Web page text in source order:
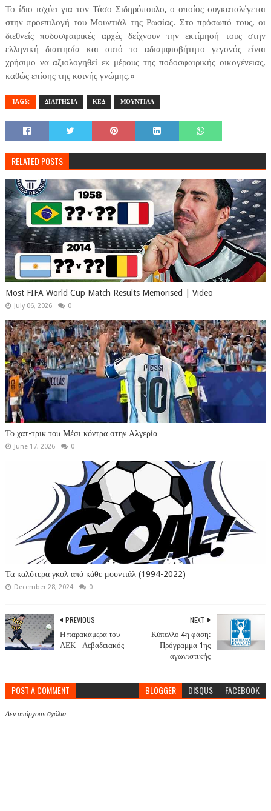
Το ίδιο ισχύει για τον Τάσο Σιδηρόπουλο, ο οποίος συγκαταλέγεται
στην προεπιλογή του Μουντιάλ της Ρωσίας. Στο πρόσωπό τους, οι
διεθνείς ποδοσφαιρικές αρχές δείχνουν την εκτίμησή τους στην
ελληνική διαιτησία και αυτό το αδιαμφισβήτητο γεγονός είναι
χρήσιμο να αξιολογηθεί εκ μέρους της ποδοσφαιρικής οικογένειας,
καθώς επίσης της κοινής γνώμης.»
TAGS: ΔΙΑΙΤΗΣΙΑ ΚΕΔ ΜΟΥΝΤΙΑΛ
RELATED POSTS
Most FIFA World Cup Match Results Memorised | Video
July 06, 2026 0
Το χατ-τρικ του Μέσι κόντρα στην Αλγερία
June 17, 2026 0
Τα καλύτερα γκολ από κάθε μουντιάλ (1994-2022)
December 28, 2024 0
NEXT
Κύπελλο 4η φάση:
Πρόγραμμα 1ης
αγωνιστικής
PREVIOUS
Η παρακάμερα του
ΑΕΚ - Λεβαδειακός
POST A COMMENT BLOGGER DISQUS FACEBOOK
Δεν υπάρχουν σχόλια